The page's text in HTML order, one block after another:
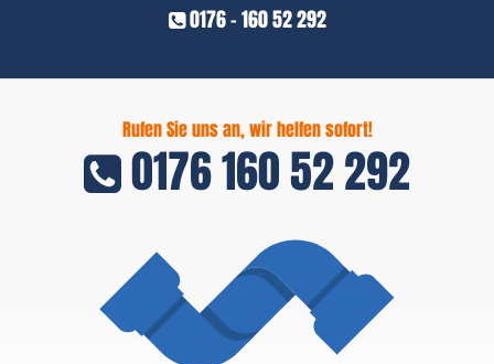
0176 - 160 52 292
Rufen Sie uns an, wir helfen sofort!
0176 160 52 292